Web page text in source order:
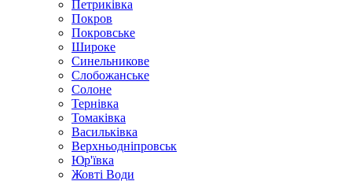
Петриківка
Покров
Покровське
Широке
Синельникове
Слобожанське
Солоне
Тернівка
Томаківка
Васильківка
Верхньодніпровськ
Юр'ївка
Жовті Води